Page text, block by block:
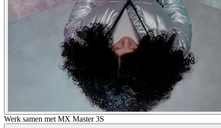
Werk samen met MX Master 3S